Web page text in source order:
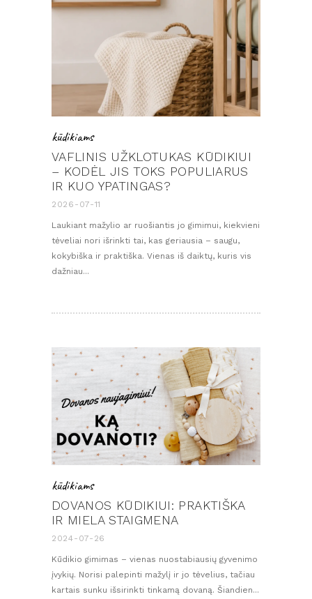
kūdikiams
VAFLINIS UŽKLOTUKAS KŪDIKIUI
– KODĖL JIS TOKS POPULIARUS
IR KUO YPATINGAS?
2026-07-11
Laukiant mažylio ar ruošiantis jo gimimui, kiekvieni
tėveliai nori išrinkti tai, kas geriausia – saugu,
kokybiška ir praktiška. Vienas iš daiktų, kuris vis
dažniau...
prisek
kūdikiams
DOVANOS KŪDIKIUI: PRAKTIŠKA
IR MIELA STAIGMENA
2024-07-26
Kūdikio gimimas – vienas nuostabiausių gyvenimo
įvykių. Norisi palepinti mažylį ir jo tėvelius, tačiau
kartais sunku išsirinkti tinkamą dovaną. Šiandien...